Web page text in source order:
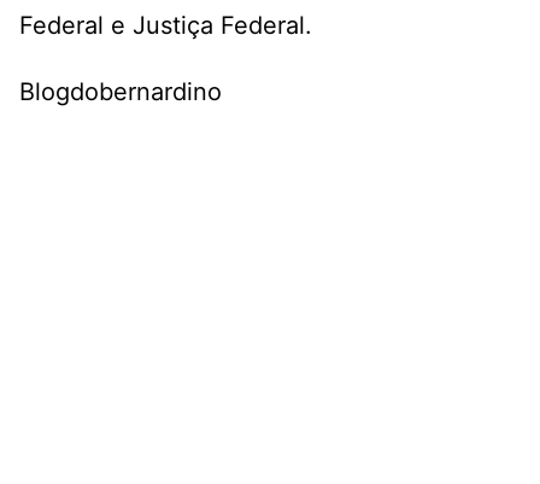
Federal e Justiça Federal.
Blogdobernardino